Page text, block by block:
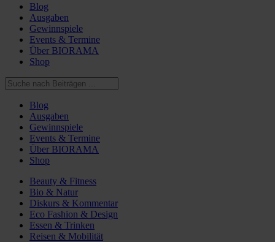
Blog
Ausgaben
Gewinnspiele
Events & Termine
Über BIORAMA
Shop
Blog
Ausgaben
Gewinnspiele
Events & Termine
Über BIORAMA
Shop
Beauty & Fitness
Bio & Natur
Diskurs & Kommentar
Eco Fashion & Design
Essen & Trinken
Reisen & Mobilität